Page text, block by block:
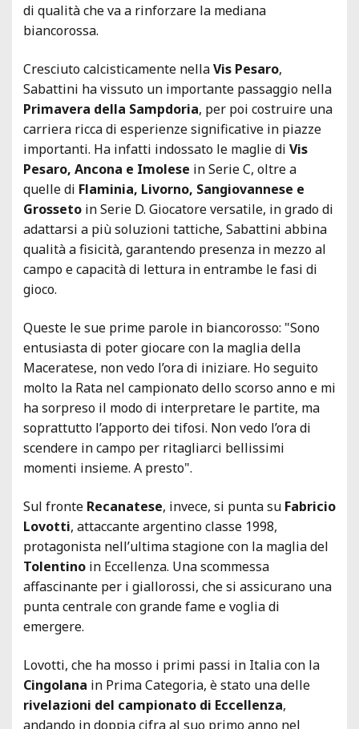
di qualità che va a rinforzare la mediana
biancorossa.
Cresciuto calcisticamente nellaVis Pesaro,
Sabattini ha vissuto un importante passaggio nella
Primavera della Sampdoria, per poi costruire una
carriera ricca di esperienze significative in piazze
importanti. Ha infatti indossato le maglie di Vis
Pesaro, Ancona e Imolese in Serie C, oltre a
quelle di Flaminia, Livorno, Sangiovannese e
Grosseto in Serie D. Giocatore versatile, in grado di
adattarsi a più soluzioni tattiche, Sabattini abbina
qualità a fisicità, garantendo presenza in mezzo al
campo e capacità di lettura in entrambe le fasi di
gioco.
Queste le sue prime parole in biancorosso: "Sono
entusiasta di poter giocare con la maglia della
Maceratese, non vedo l’ora di iniziare. Ho seguito
molto la Rata nel campionato dello scorso anno e mi
ha sorpreso il modo di interpretare le partite, ma
soprattutto l’apporto dei tifosi. Non vedo l’ora di
scendere in campo per ritagliarci bellissimi
momenti insieme. A presto".
Sul fronte Recanatese, invece, si punta su Fabricio
Lovotti, attaccante argentino classe 1998,
protagonista nell’ultima stagione con la maglia del
Tolentino in Eccellenza. Una scommessa
affascinante per i giallorossi, che si assicurano una
punta centrale con grande fame e voglia di
emergere.
Lovotti, che ha mosso i primi passi in Italia con la
Cingolana in Prima Categoria, è stato una delle
rivelazioni del campionato di Eccellenza,
andando in doppia cifra al suo primo anno nel